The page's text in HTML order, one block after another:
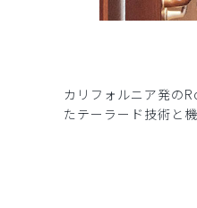
カリフォルニア発の
たテーラード技術と